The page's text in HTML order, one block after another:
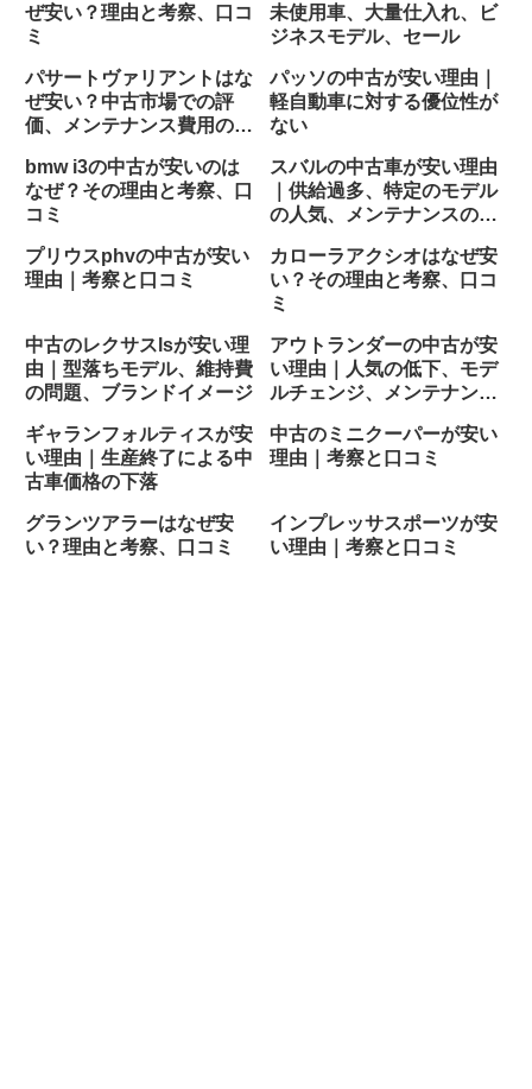
ぜ安い？理由と考察、口コ
ミ
未使用車、大量仕入れ、ビ
ジネスモデル、セール
パサートヴァリアントはな
ぜ安い？中古市場での評
価、メンテナンス費用の懸
パッソの中古が安い理由｜
軽自動車に対する優位性が
ない
bmw i3の中古が安いのは
なぜ？その理由と考察、口
コミ
スバルの中古車が安い理由
｜供給過多、特定のモデル
の人気、メンテナンスの容
プリウスphvの中古が安い
理由｜考察と口コミ
カローラアクシオはなぜ安
い？その理由と考察、口コ
ミ
中古のレクサスlsが安い理
由｜型落ちモデル、維持費
の問題、ブランドイメージ
アウトランダーの中古が安
い理由｜人気の低下、モデ
ルチェンジ、メンテナンス
ギャランフォルティスが安
い理由｜生産終了による中
古車価格の下落
中古のミニクーパーが安い
理由｜考察と口コミ
グランツアラーはなぜ安
い？理由と考察、口コミ
インプレッサスポーツが安
い理由｜考察と口コミ